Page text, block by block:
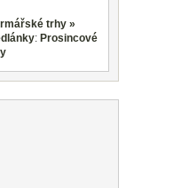
trhy »
: Prosincové